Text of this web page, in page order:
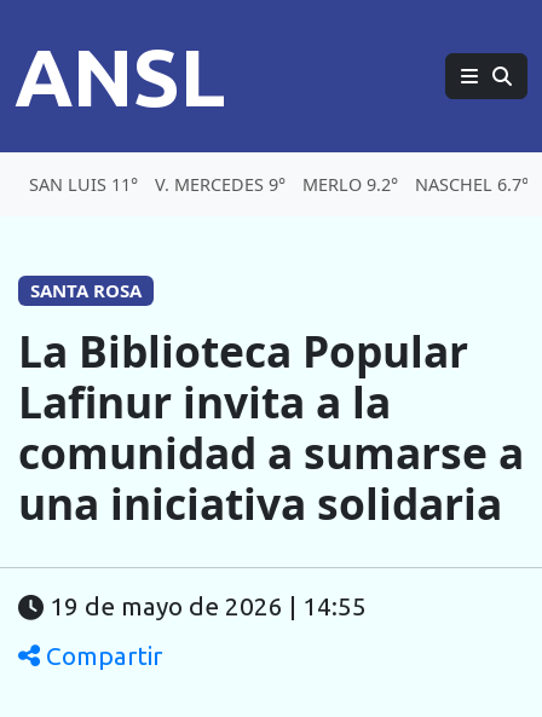
ANSL
SAN LUIS 11° V. MERCEDES 9° MERLO 9.2° NASCHEL 6.7°
SANTA ROSA
La Biblioteca Popular
Lafinur invita a la
comunidad a sumarse a
una iniciativa solidaria
19 de mayo de 2026 | 14:55
Compartir